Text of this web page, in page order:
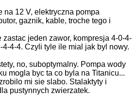
na 12 V, elektryczna pompa
gaznik, kable, troche tego i
zastac jeden zawor, kompresja 4-0-4-
4-4. Czyli tyle ile mial jak byl nowy.
no, suboptymalny. Pompa wody
mogla byc ta co byla na Titanicu...
mi sie slabo. Stalaktyty i
pustynnych zwierzatek.